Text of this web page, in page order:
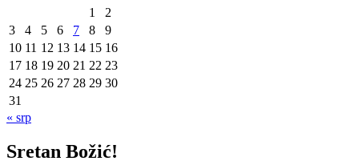
1
2
3
4 5 6 7 8
9
10 11 12 13 14 15 16
17 18 19 20 21 22 23
24 25 26 27 28 29 30
31
« srp
Sretan Božić!